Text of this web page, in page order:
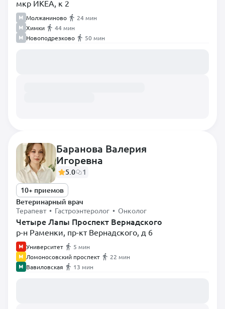
мкр ИКЕА, к 2
Молжаниново
24 мин
Химки
44 мин
Новоподрезково
50 мин
Баранова Валерия
Игоревна
5.0
1
10+ приемов
Ветеринарный врач
Терапевт • Гастроэнтеролог • Онколог
Четыре Лапы Проспект Вернадского
р-н Раменки, пр-кт Вернадского, д 6
Университет
5 мин
Ломоносовский проспект
22 мин
Вавиловская
13 мин